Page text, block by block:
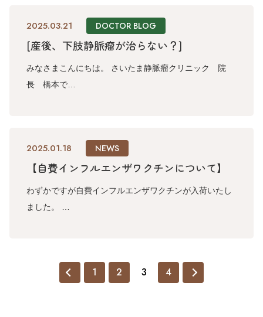
2025.03.21 DOCTOR BLOG
[産後、下肢静脈瘤が治らない？]
みなさまこんにちは。 さいたま静脈瘤クリニック 院
長 橋本で…
2025.01.18 NEWS
【自費インフルエンザワクチンについて】
わずかですが自費インフルエンザワクチンが入荷いたし
ました。 …
1 2 3 4